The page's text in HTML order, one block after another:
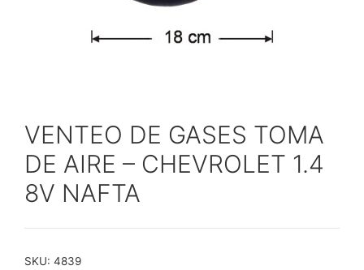
VENTEO DE GASES TOMA
DE AIRE – CHEVROLET 1.4
8V NAFTA
SKU: 4839